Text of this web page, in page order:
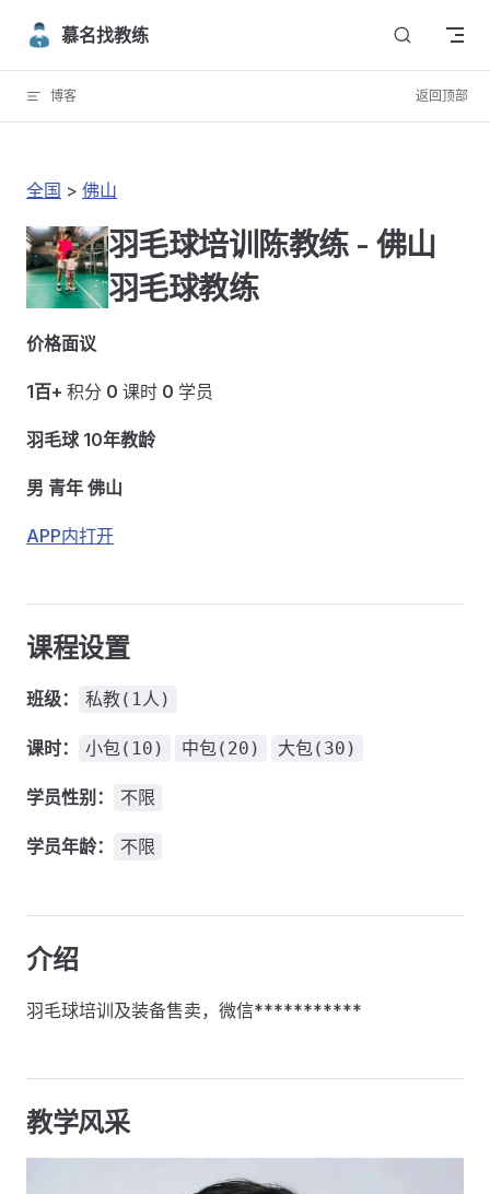
Skip to content
慕名找教练
博客 返回顶部
全国 > 佛山
羽毛球培训陈教练 - 佛山
羽毛球教练
价格面议
1百+ 积分 0 课时 0 学员
羽毛球 10年教龄
男 青年 佛山
APP内打开
课程设置
班级： 私教(1人)
课时： 小包(10) 中包(20) 大包(30)
学员性别： 不限
学员年龄： 不限
介绍
羽毛球培训及装备售卖，微信***********
教学风采